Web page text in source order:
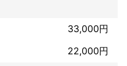
33,000円
22,000円